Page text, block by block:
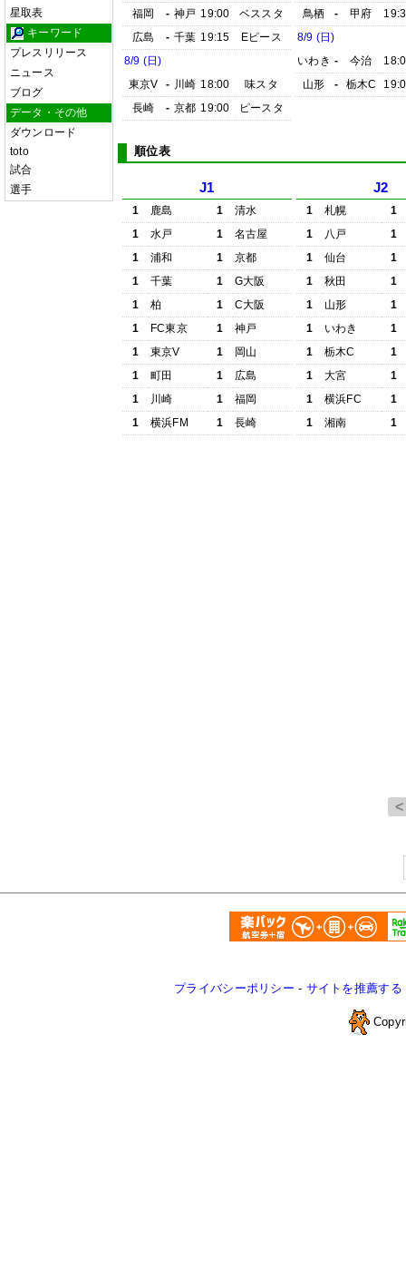
星取表
キーワード
プレスリリース
ニュース
ブログ
データ・その他
ダウンロード
toto
試合
選手
福岡
- 神戸 19:00
ベススタ
広島
- 千葉 19:15
Eピース
8/9 (日)
東京V
- 川崎 18:00
味スタ
長崎
- 京都 19:00 ピースタ
鳥栖
- 甲府
8/9 (日)
いわき - 今治
山形
- 栃木C
順位表
J1
1 鹿島 1
清水
1
水戸 1
名古屋
1
浦和 1
京都
1
千葉 1
G大阪
1
柏 1
C大阪
1
FC東京 1
神戸
1
東京V 1
岡山
1
町田 1
広島
1
川崎 1
福岡
1
横浜FM 1 長崎
J2
1 札幌
1
1
八戸
1
1
仙台
1
1
秋田
1
1
山形
1
1
いわき
1
1
栃木C
1
1
大宮
1
1
横浜FC
1
1
湘南 1
プライバシーポリシー - サイトを推薦する